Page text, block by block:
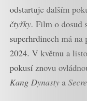
odstartuje dalším
čtyřky. Film o dosud
superhrdinech má
2024. V květnu a
pokusí znovu
Kang Dynasty a